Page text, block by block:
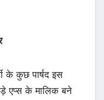
के कुछ पार्षद इस
एप्स के मालिक बने